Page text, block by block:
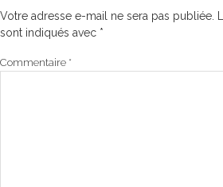
Votre adresse e-mail ne sera pas publiée.
sont indiqués avec *
Commentaire *